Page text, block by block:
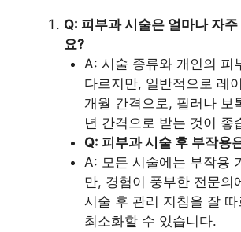
Q: 피부과 시술은 얼마나 자
요?
A: 시술 종류와 개인의 피
다르지만, 일반적으로 레
개월 간격으로, 필러나 보
년 간격으로 받는 것이 좋
Q: 피부과 시술 후 부작용
A: 모든 시술에는 부작용
만, 경험이 풍부한 전문의
시술 후 관리 지침을 잘
최소화할 수 있습니다.